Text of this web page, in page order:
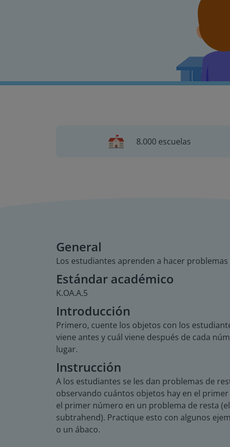
8.000 escuelas
General
Los estudiantes aprenden a hacer
Estándar académico
K.OA.A.5
Introducción
Primero, cuente los objetos con los
viene antes y cuál viene después de cada
lugar.
Instrucción
A los estudiantes se les dan problemas de
observando cuántos objetos hay en el
el primer número en un problema de resta
subtrahend). Practique esto con algunos
o un ábaco.